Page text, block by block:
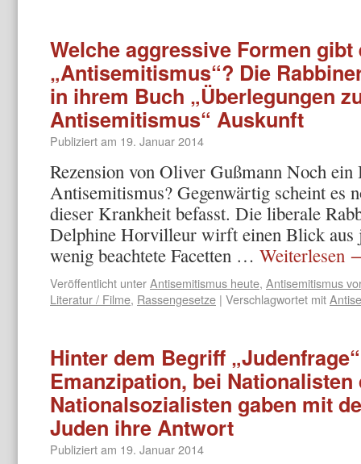
Welche aggressive Formen
„Antisemitismus“? Die
in ihrem Buch „Überlegungen
Antisemitismus“ Auskunft
Publiziert am 19. Januar 2014
Rezension von Oliver Gußmann Noch ein
Antisemitismus? Gegenwärtig scheint es
dieser Krankheit befasst. Die liberale
Delphine Horvilleur wirft einen Blick aus
wenig beachtete Facetten … Weiterlesen
Veröffentlicht unterAntisemitismus heute, Antisemitismus
Literatur / Filme, Rassengesetze | Verschlagwortet mit
Hinter dem Begriff
Emanzipation, bei
Nationalsozialisten gaben mit
Juden ihre Antwort
Publiziert am 19. Januar 2014